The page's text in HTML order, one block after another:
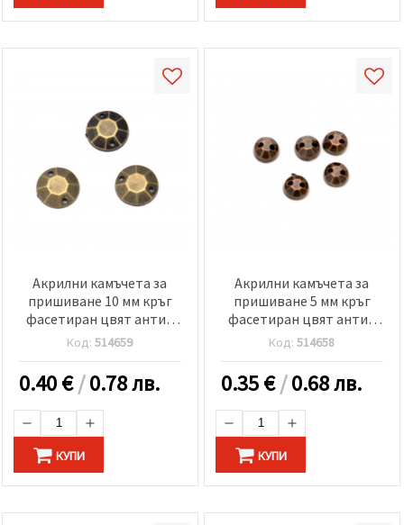
Акрилни камъчета за
пришиване 10 мм кръг
фасетиран цвят антик
бронз -50 броя
Код:514659
0.40€/0.78 лв.
КУПИ
Акрилни камъчета за
пришиване 5 мм кръг
фасетиран цвят антик
мед -100 броя
Код:514658
0.35€/0.68 лв.
КУПИ